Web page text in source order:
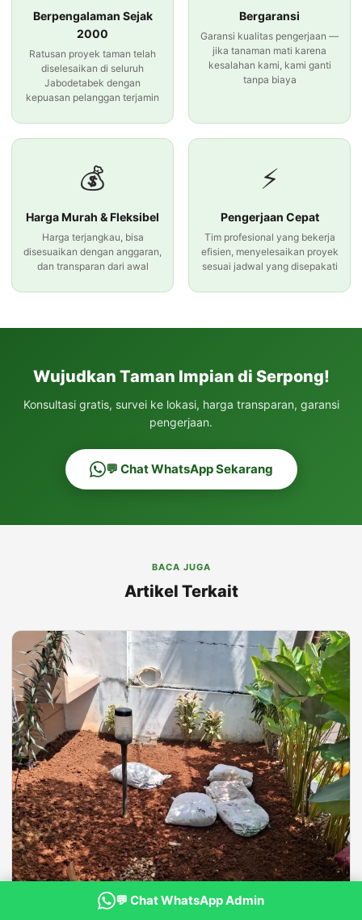
Berpengalaman Sejak
2000
Ratusan proyek taman telah
diselesaikan di seluruh
Jabodetabek dengan
kepuasan pelanggan terjamin
Bergaransi
Garansi kualitas pengerjaan —
jika tanaman mati karena
kesalahan kami, kami ganti
tanpa biaya
💰
Harga Murah & Fleksibel
Harga terjangkau, bisa
disesuaikan dengan anggaran,
dan transparan dari awal
⚡
Pengerjaan Cepat
Tim profesional yang bekerja
efisien, menyelesaikan proyek
sesuai jadwal yang disepakati
Wujudkan Taman Impian di Serpong!
Konsultasi gratis, survei ke lokasi, harga transparan, garansi
pengerjaan.
💬 Chat WhatsApp Sekarang
BACA JUGA
Artikel Terkait
💬 Chat WhatsApp Admin